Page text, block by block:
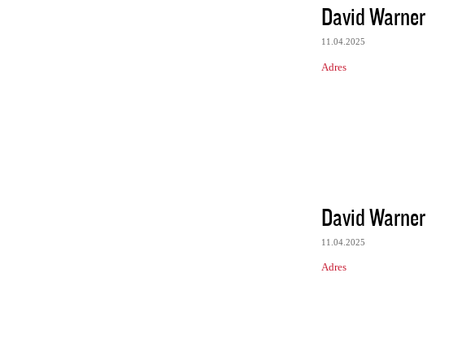
David Warner
11.04.2025
Adres
David Warner
11.04.2025
Adres